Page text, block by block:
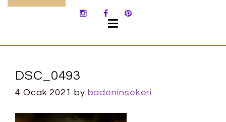
DSC_0493
4 Ocak 2021 by badeninsekeri